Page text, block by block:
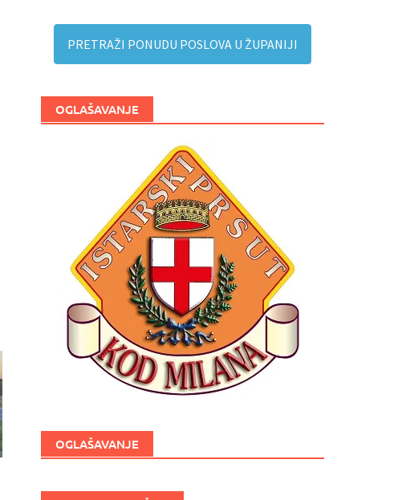
PRETRAŽI PONUDU POSLOVA U ŽUPANIJI
OGLAŠAVANJE
OGLAŠAVANJE